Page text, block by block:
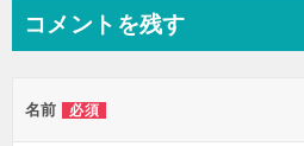
ビ
ー
コメントを残す
名前 必須